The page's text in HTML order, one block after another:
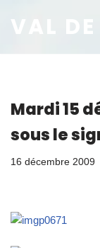
VAL DE
Mardi 15
sous le
16 décembre 2009